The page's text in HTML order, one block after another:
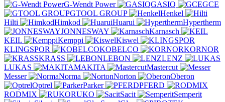
G-Wendt Power
GASIQ
GCE
GTOOL GROUP
Henkel
Hilti
Himkod Huarui
Hypertherm
JONNESWAY
Karnasch
KEIL
Kemppi
Kiswel
KLINGSPOR
KOBELCO
KORNOR
KRASS
LEBON
LENZ
LUKAS
MAKITA
Mastercut
Messer
Norma Norton
Oberon
Optrel
Parker
PFERD
RODMIX
RUKO Sacit
Semperit